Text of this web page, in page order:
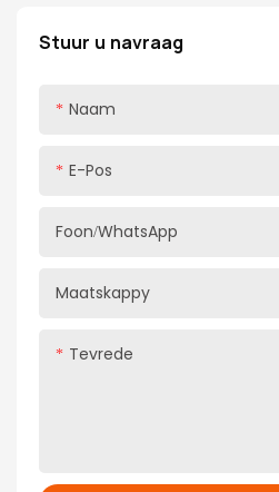
Stuur u navraag
Naam
E-Pos
Foon/WhatsApp
Maatskappy
Tevrede